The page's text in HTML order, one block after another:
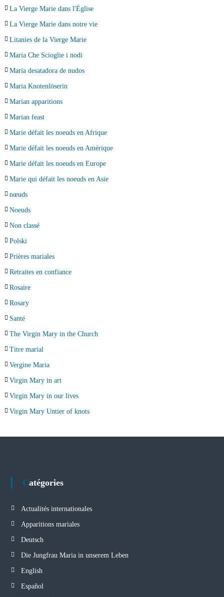
La Vierge Marie dans l'Église
La Vierge Marie dans notre vie
Litanies de la Vierge Marie
Maria Che Scioglie i nodi
María desatadora de nudos
Maria Knotenlöserin
Marian apparitions
Marian feast
Marie défait les noeuds en Afrique
Marie défait les noeuds en Amérique
Marie défait les noeuds en Europe
Marie qui défait les noeuds en Asie
nœuds
Noeuds
Non classé
Polski
Prières mariales
Retraites en confiance
Rosaire
Rosary
Santé
The Virgin Mary in the Church
Titre marial
Vergine Maria
Virgin Mary in art
Virgin Mary in our lives
Virgin Mary Untier of knots
Catégories
Actualités internationales
Apparitions mariales
Deutsch
Die Jungfrau Maria in unserem Leben
English
Español